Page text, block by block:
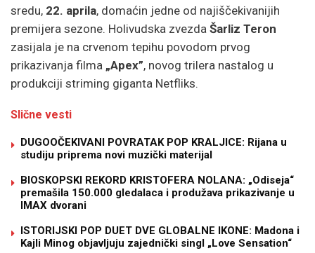
sredu, 22. aprila, domaćin jedne od najiščekivanijih
premijera sezone. Holivudska zvezda Šarliz Teron
zasijala je na crvenom tepihu povodom prvog
prikazivanja filma „Apex”, novog trilera nastalog u
produkciji striming giganta Netfliks.
Slične vesti
DUGOOČEKIVANI POVRATAK POP KRALJICE: Rijana u
studiju priprema novi muzički materijal
BIOSKOPSKI REKORD KRISTOFERA NOLANA: „Odiseja“
premašila 150.000 gledalaca i produžava prikazivanje u
IMAX dvorani
ISTORIJSKI POP DUET DVE GLOBALNE IKONE: Madona i
Kajli Minog objavljuju zajednički singl „Love Sensation“